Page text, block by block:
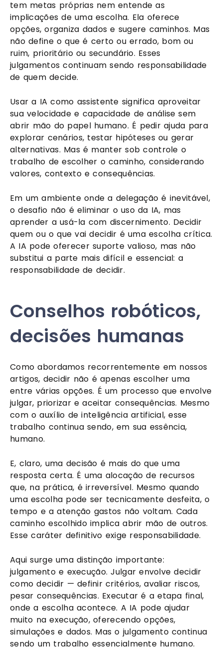
tem metas próprias nem entende as
implicações de uma escolha. Ela oferece
opções, organiza dados e sugere caminhos. Mas
não define o que é certo ou errado, bom ou
ruim, prioritário ou secundário. Esses
julgamentos continuam sendo responsabilidade
de quem decide.
Usar a IA como assistente significa aproveitar
sua velocidade e capacidade de análise sem
abrir mão do papel humano. É pedir ajuda para
explorar cenários, testar hipóteses ou gerar
alternativas. Mas é manter sob controle o
trabalho de escolher o caminho, considerando
valores, contexto e consequências.
Em um ambiente onde a delegação é inevitável,
o desafio não é eliminar o uso da IA, mas
aprender a usá-la com discernimento. Decidir
quem ou o que vai decidir é uma escolha crítica.
A IA pode oferecer suporte valioso, mas não
substitui a parte mais difícil e essencial: a
responsabilidade de decidir.
Conselhos robóticos,
decisões humanas
Como abordamos recorrentemente em nossos
artigos, decidir não é apenas escolher uma
entre várias opções. É um processo que envolve
julgar, priorizar e aceitar consequências. Mesmo
com o auxílio de inteligência artificial, esse
trabalho continua sendo, em sua essência,
humano.
E, claro, uma decisão é mais do que uma
resposta certa. É uma alocação de recursos
que, na prática, é irreversível. Mesmo quando
uma escolha pode ser tecnicamente desfeita, o
tempo e a atenção gastos não voltam. Cada
caminho escolhido implica abrir mão de outros.
Esse caráter definitivo exige responsabilidade.
Aqui surge uma distinção importante:
julgamento e execução. Julgar envolve decidir
como decidir — definir critérios, avaliar riscos,
pesar consequências. Executar é a etapa final,
onde a escolha acontece. A IA pode ajudar
muito na execução, oferecendo opções,
simulações e dados. Mas o julgamento continua
sendo um trabalho essencialmente humano.